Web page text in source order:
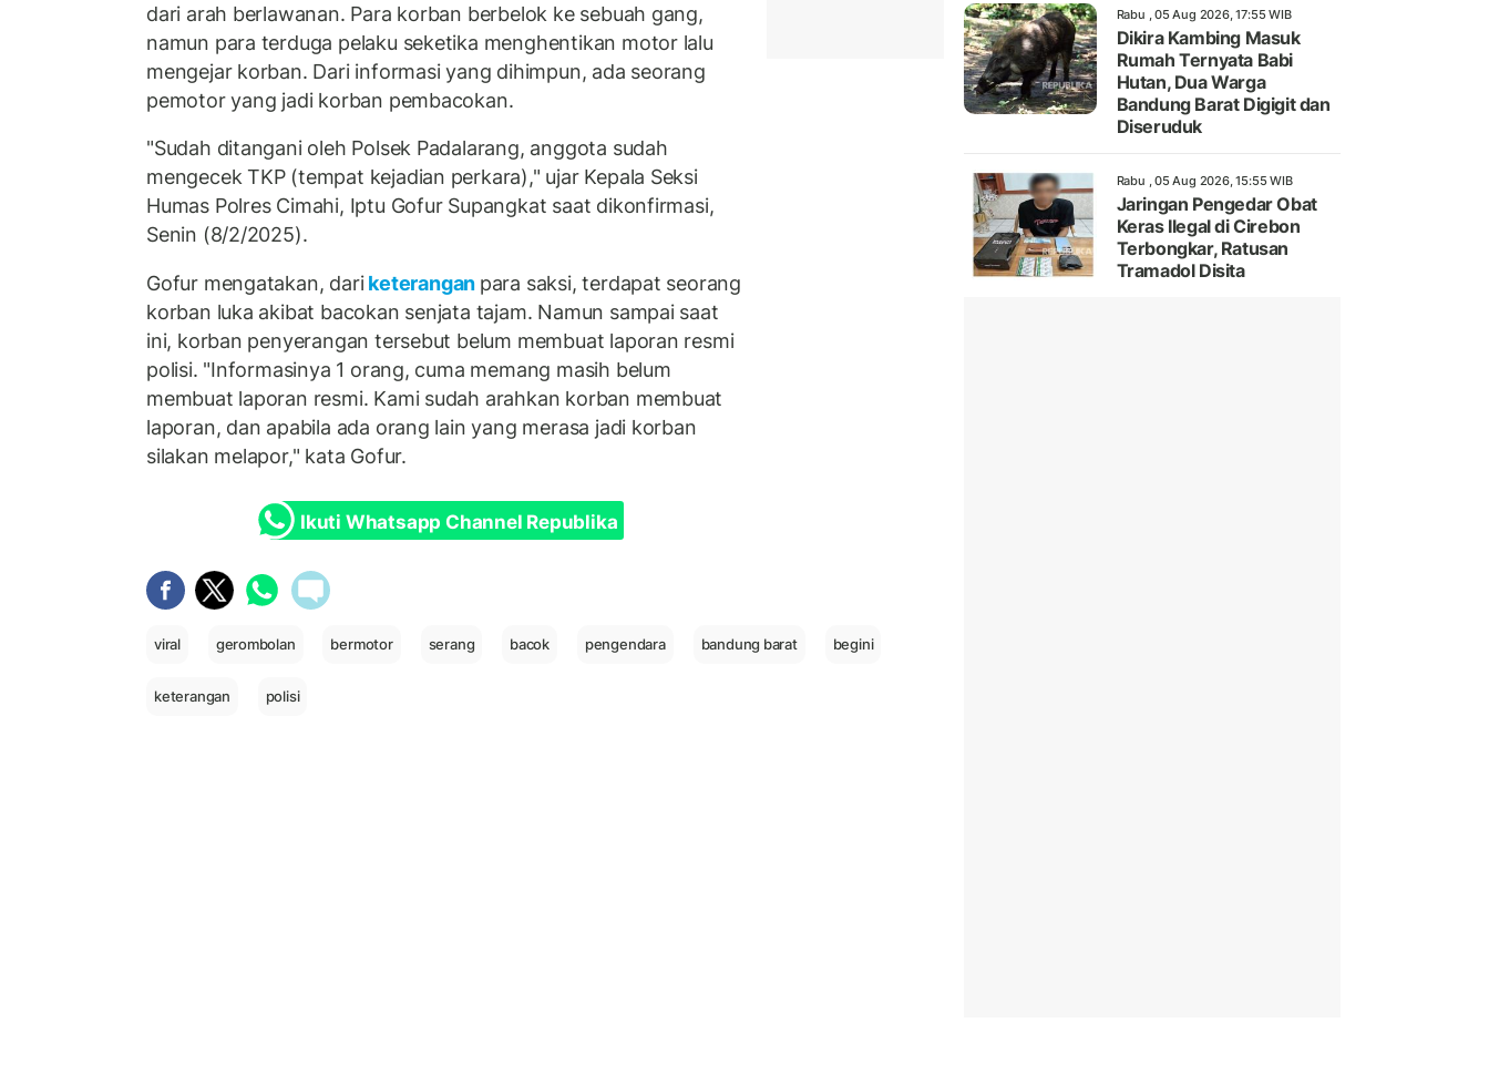
dari arah berlawanan. Para korban berbelok ke sebuah gang,
namun para terduga pelaku seketika menghentikan motor lalu
mengejar korban. Dari informasi yang dihimpun, ada seorang
pemotor yang jadi korban pembacokan.
"Sudah ditangani oleh Polsek Padalarang, anggota sudah
mengecek TKP (tempat kejadian perkara)," ujar Kepala Seksi
Humas Polres Cimahi, Iptu Gofur Supangkat saat dikonfirmasi,
Senin (8/2/2025).
Gofur mengatakan, dariketerangan para saksi, terdapat seorang
korban luka akibat bacokan senjata tajam. Namun sampai saat
ini, korban penyerangan tersebut belum membuat laporan resmi
polisi. "Informasinya 1 orang, cuma memang masih belum
membuat laporan resmi. Kami sudah arahkan korban membuat
laporan, dan apabila ada orang lain yang merasa jadi korban
silakan melapor," kata Gofur.
Ikuti Whatsapp Channel Republika
viral gerombolan bermotor serang bacok pengendara bandung barat begini
keterangan polisi
Rabu , 05 Aug 2026, 17:55 WIB
Dikira Kambing Masuk
Rumah Ternyata Babi
Hutan, Dua Warga
Bandung Barat Digigit dan
Diseruduk
Rabu , 05 Aug 2026, 15:55 WIB
Jaringan Pengedar Obat
Keras Ilegal di Cirebon
Terbongkar, Ratusan
Tramadol Disita